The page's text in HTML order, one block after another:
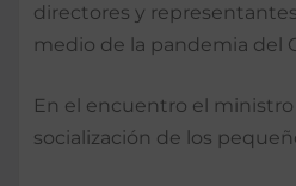
directores y
medio de la pandemia del
En el encuentro el
socialización de los